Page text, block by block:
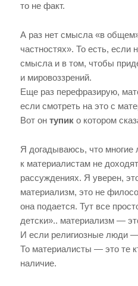
то не факт.
А раз нет смысла «в
частностях». То есть, если
смысла и в том, чтобы
и мировоззрений.
Еще раз перефразирую,
если смотреть на это с
Вот он тупико котором
Я догадываюсь, что
к материалистам не
рассуждениях. Я уверен,
материализм, это не
она подается. Тут все
детски».. материализм —
И если религиозные люди —
То материалисты — это те
наличие.